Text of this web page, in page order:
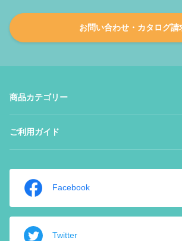
お問い合わせ・カタログ請
商品カテゴリー
ご利用ガイド
Facebook
Twitter